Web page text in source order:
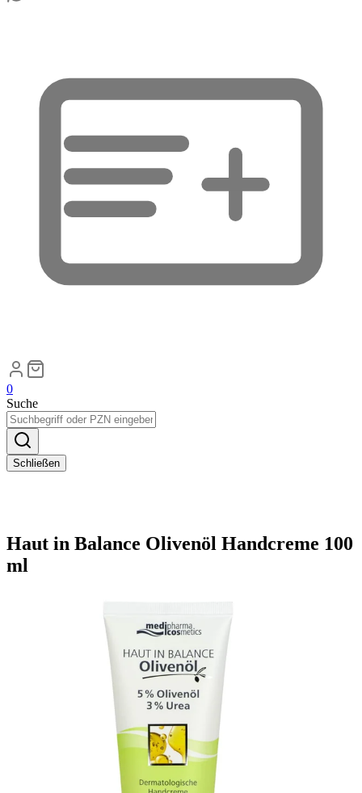
0
Suche
Schließen
Haut in Balance Olivenöl Handcreme 100
ml